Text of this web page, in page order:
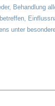
Behandlung
unter